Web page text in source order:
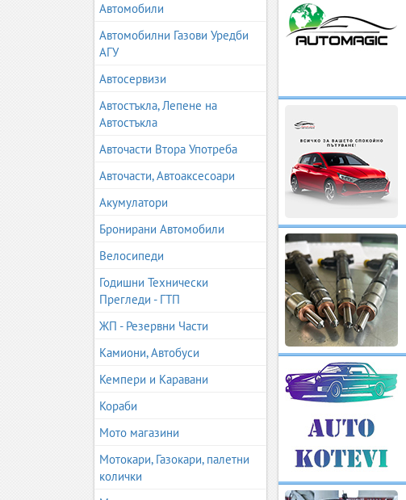
Автомобили
Автомобилни Газови Уредби
АГУ
Автосервизи
Автостъкла, Лепене на
Автостъкла
Авточасти Втора Употреба
Авточасти, Автоаксесоари
Акумулатори
Бронирани Автомобили
Велосипеди
Годишни Технически
Прегледи - ГТП
ЖП - Резервни Части
Камиони, Автобуси
Кемпери и Каравани
Кораби
Мото магазини
Мотокари, Газокари, палетни
колички